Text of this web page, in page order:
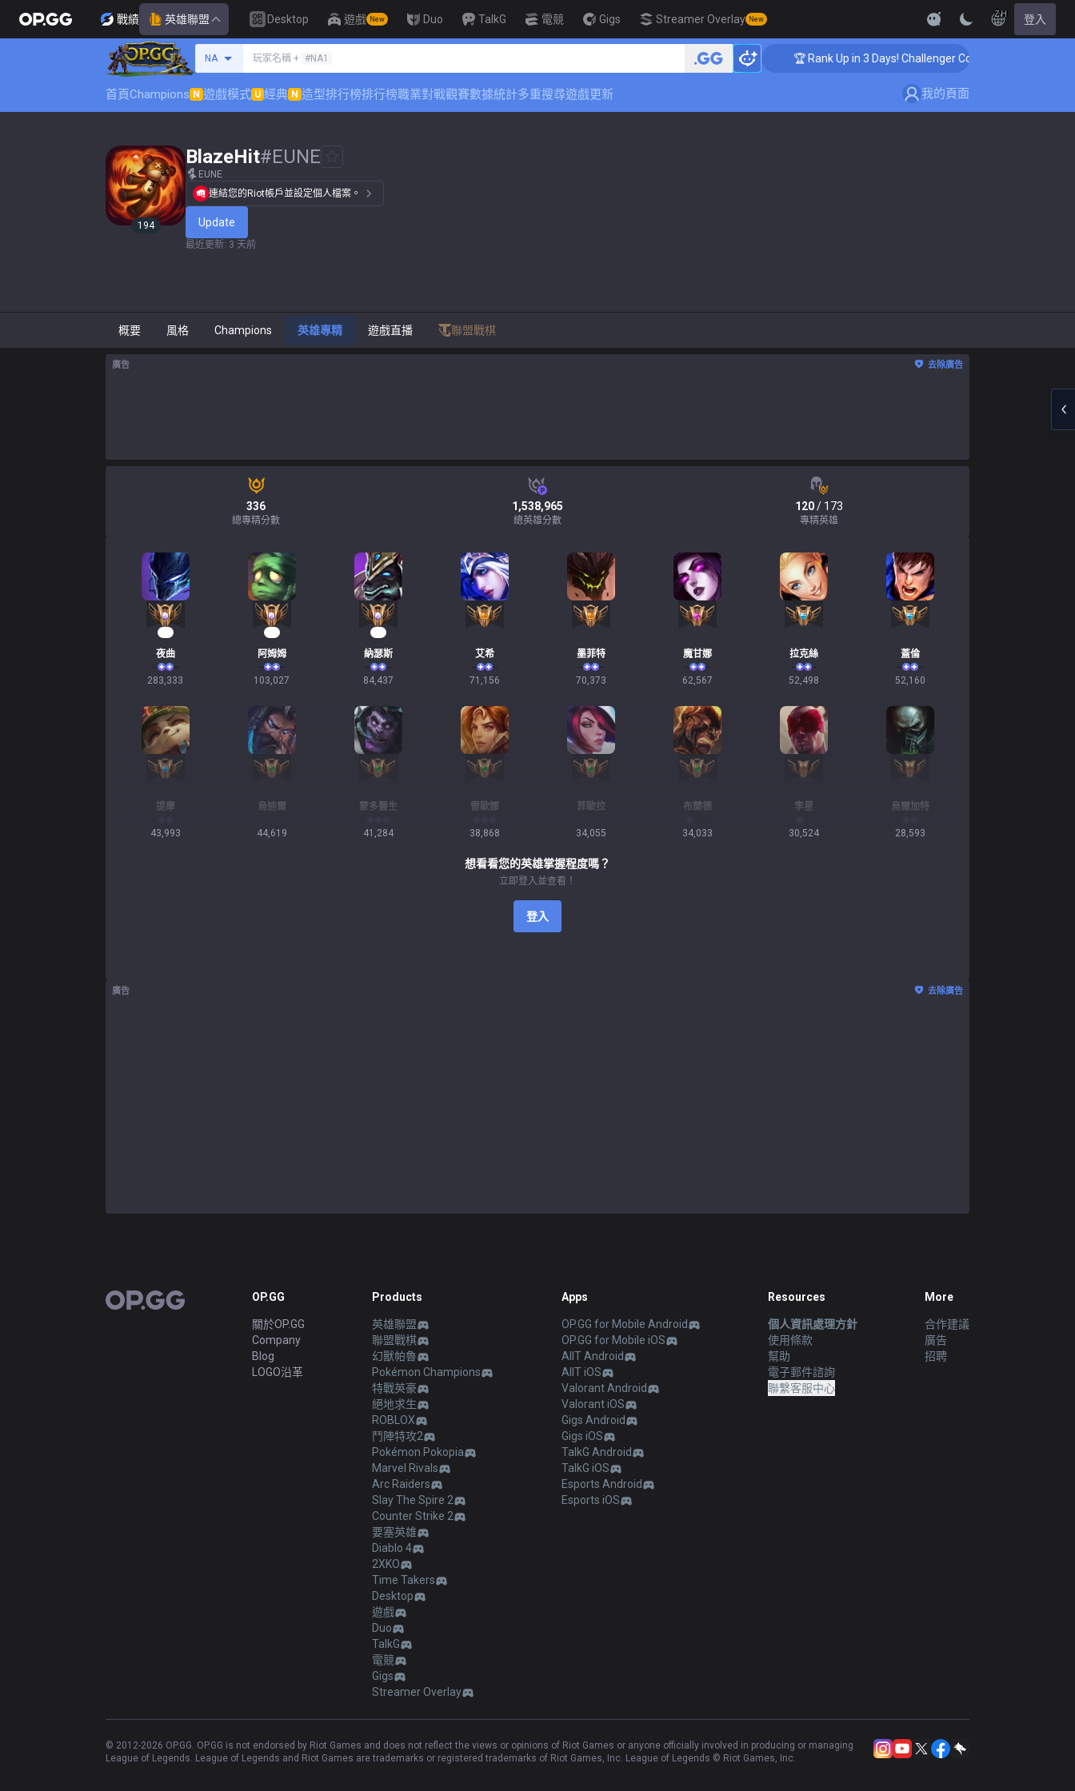
戰績 英雄聯盟 Desktop 遊戲 New Duo TalkG 電競 Gigs Streamer Overlay New
ZH 登入
NA
搜尋召喚師
玩家名稱 + #NA1 🏆 Rank Up in 3 Days! Challenger Coaching
首頁Champions N 遊戲模式 U 經典 N 造型排行榜排行榜職業對戰觀賽數據統計多重搜尋遊戲更新 我的頁面
194
BlazeHit#EUNE
EUNE
連結您的Riot帳戶並設定個人檔案。
Update
最近更新: 3 天前
概要 風格 Champions 英雄專精 遊戲直播 聯盟戰棋
廣告 去除廣告
336
總專精分數
1,538,965
總英雄分數
120/ 173
專精英雄
28
夜曲
283,333
12
阿姆姆
103,027
10
納瑟斯
84,437
艾希
71,156
墨菲特
70,373
魔甘娜
62,567
拉克絲
52,498
蓋倫
52,160
提摩
43,993
烏迪爾
44,619
蒙多醫生
41,284
雷歐娜
38,868
菲歐拉
34,055
布蘭德
34,033
李星
30,524
烏爾加特
28,593
想看看您的英雄掌握程度嗎？
立即登入並查看！
登入
廣告 去除廣告
OP.GG OP.GG
關於OP.GG
Company
Blog
LOGO沿革
Products
英雄聯盟
聯盟戰棋
幻獸帕魯
Pokémon Champions
特戰英豪
絕地求生
ROBLOX
鬥陣特攻2
Pokémon Pokopia
Marvel Rivals
Arc Raiders
Slay The Spire 2
Counter Strike 2
要塞英雄
Diablo 4
2XKO
Time Takers
Desktop
遊戲
Duo
TalkG
電競
Gigs
Streamer Overlay
Apps
OP.GG for Mobile Android
OP.GG for Mobile iOS
AllT Android
AllT iOS
Valorant Android
Valorant iOS
Gigs Android
Gigs iOS
TalkG Android
TalkG iOS
Esports Android
Esports iOS
Resources
個人資訊處理方針
使用條款
幫助
電子郵件諮詢
聯繫客服中心
More
合作建議
廣告
招聘
© 2012-2026 OP.GG. OP.GG is not endorsed by Riot Games and does not reflect the views or opinions of Riot Games or anyone officially involved in producing or managing
League of Legends. League of Legends and Riot Games are trademarks or registered trademarks of Riot Games, Inc. League of Legends © Riot Games, Inc.